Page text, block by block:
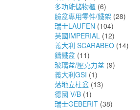
多功能儲物櫃 (6)
臉盆專用零件/鐵架 (28)
瑞士LAUFEN (104)
英國IMPERIAL (12)
義大利 SCARABEO (14)
鑄鐵盆 (11)
玻璃盆/壓克力盆 (9)
義大利GSI (1)
落地立柱盆 (13)
德國 V/B (1)
瑞士GEBERIT (38)